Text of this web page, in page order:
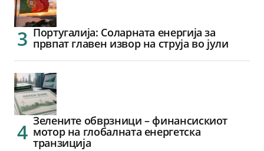
Португалија: Соларната енергија за
првпат главен извор на струја во јули
Зелените обврзници – финансискиот
мотор на глобалната енергетска
транзиција